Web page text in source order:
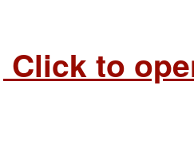
Click to